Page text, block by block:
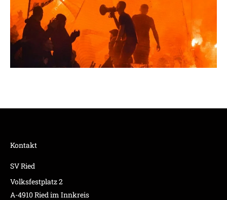
Kontakt
SV Ried
Volksfestplatz 2
A-4910 Ried im Innkreis